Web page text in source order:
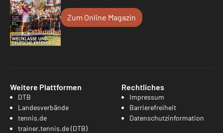
Zum Online Magazin
Weitere Plattformen
DTB
Landesverbände
tennis.de
trainer.tennis.de (DTB)
Rechtliches
Impressum
Barrierefreiheit
Datenschutzinformation